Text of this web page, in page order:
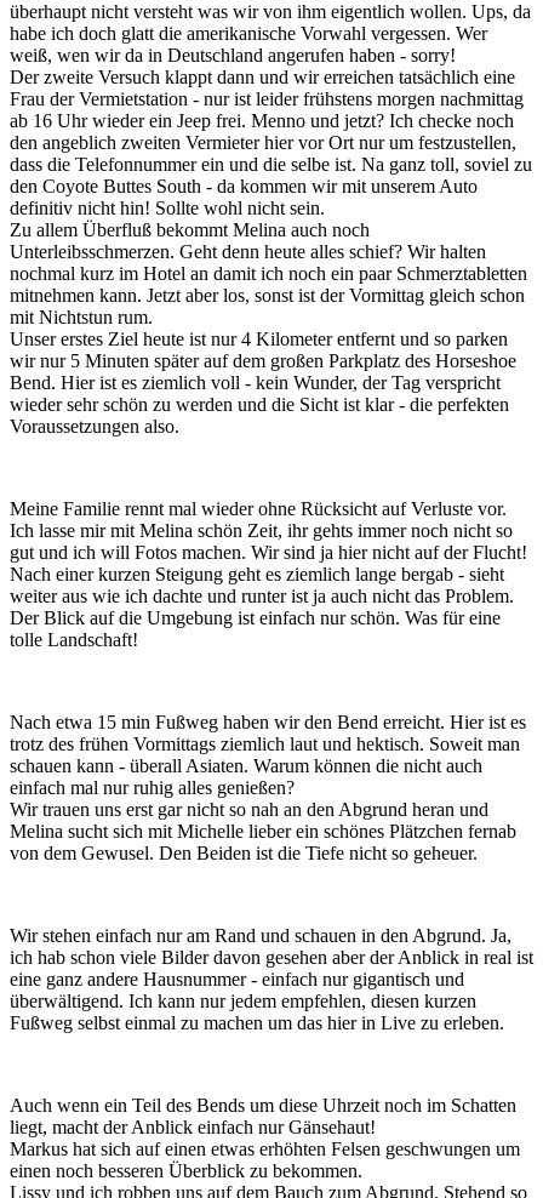
überhaupt nicht versteht was wir von ihm eigentlich wollen. Ups, da
habe ich doch glatt die amerikanische Vorwahl vergessen. Wer
weiß, wen wir da in Deutschland angerufen haben - sorry!
Der zweite Versuch klappt dann und wir erreichen tatsächlich eine
Frau der Vermietstation - nur ist leider frühstens morgen nachmittag
ab 16 Uhr wieder ein Jeep frei. Menno und jetzt? Ich checke noch
den angeblich zweiten Vermieter hier vor Ort nur um festzustellen,
dass die Telefonnummer ein und die selbe ist. Na ganz toll, soviel zu
den Coyote Buttes South - da kommen wir mit unserem Auto
definitiv nicht hin! Sollte wohl nicht sein.
Zu allem Überfluß bekommt Melina auch noch
Unterleibsschmerzen. Geht denn heute alles schief? Wir halten
nochmal kurz im Hotel an damit ich noch ein paar Schmerztabletten
mitnehmen kann. Jetzt aber los, sonst ist der Vormittag gleich schon
mit Nichtstun rum.
Unser erstes Ziel heute ist nur 4 Kilometer entfernt und so parken
wir nur 5 Minuten später auf dem großen Parkplatz des Horseshoe
Bend. Hier ist es ziemlich voll - kein Wunder, der Tag verspricht
wieder sehr schön zu werden und die Sicht ist klar - die perfekten
Voraussetzungen also.
Meine Familie rennt mal wieder ohne Rücksicht auf Verluste vor.
Ich lasse mir mit Melina schön Zeit, ihr gehts immer noch nicht so
gut und ich will Fotos machen. Wir sind ja hier nicht auf der Flucht!
Nach einer kurzen Steigung geht es ziemlich lange bergab - sieht
weiter aus wie ich dachte und runter ist ja auch nicht das Problem.
Der Blick auf die Umgebung ist einfach nur schön. Was für eine
tolle Landschaft!
Nach etwa 15 min Fußweg haben wir den Bend erreicht. Hier ist es
trotz des frühen Vormittags ziemlich laut und hektisch. Soweit man
schauen kann - überall Asiaten. Warum können die nicht auch
einfach mal nur ruhig alles genießen?
Wir trauen uns erst gar nicht so nah an den Abgrund heran und
Melina sucht sich mit Michelle lieber ein schönes Plätzchen fernab
von dem Gewusel. Den Beiden ist die Tiefe nicht so geheuer.
Wir stehen einfach nur am Rand und schauen in den Abgrund. Ja,
ich hab schon viele Bilder davon gesehen aber der Anblick in real ist
eine ganz andere Hausnummer - einfach nur gigantisch und
überwältigend. Ich kann nur jedem empfehlen, diesen kurzen
Fußweg selbst einmal zu machen um das hier in Live zu erleben.
Auch wenn ein Teil des Bends um diese Uhrzeit noch im Schatten
liegt, macht der Anblick einfach nur Gänsehaut!
Markus hat sich auf einen etwas erhöhten Felsen geschwungen um
einen noch besseren Überblick zu bekommen.
Lissy und ich robben uns auf dem Bauch zum Abgrund. Stehend so